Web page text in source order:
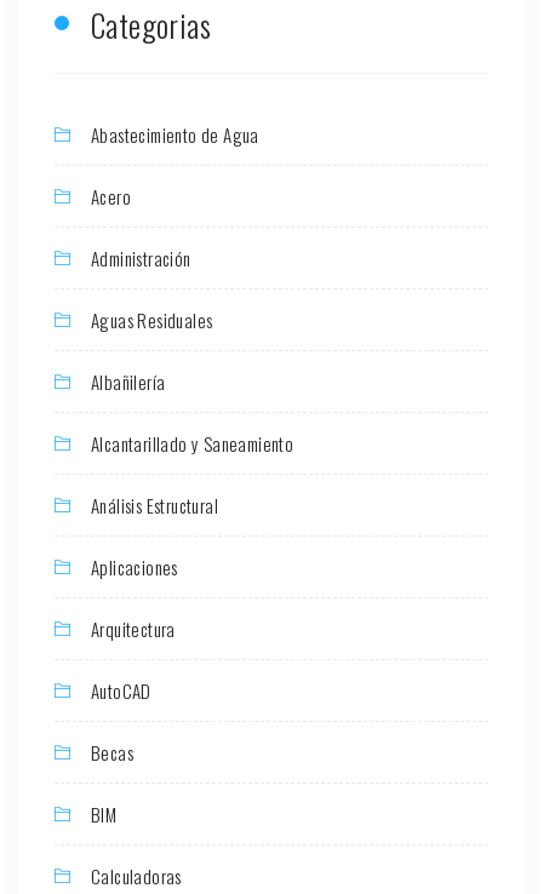
Categorias
Abastecimiento de Agua
Acero
Administración
Aguas Residuales
Albañilería
Alcantarillado y Saneamiento
Análisis Estructural
Aplicaciones
Arquitectura
AutoCAD
Becas
BIM
Calculadoras